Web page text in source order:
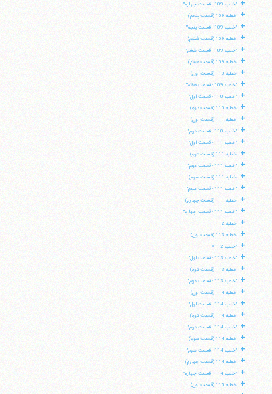
+ "خطبه 109 - قسمت چهارم"
+ خطبه 109 (قسمت پنجم)
+ "خطبه 109 - قسمت پنجم"
+ خطبه 109 (قسمت ششم)
+ "خطبه 109 - قسمت ششم"
+ خطبه 109 (قسمت هفتم)
+ خطبه 110 (قسمت اول)
+ "خطبه 109 - قسمت هفتم"
+ "خطبه 110 - قسمت اول"
+ خطبه 110 (قسمت دوم)
+ خطبه 111 (قسمت اول)
+ "خطبه 110 - قسمت دوم"
+ "خطبه 111 - قسمت اول"
+ خطبه 111 (قسمت دوم)
+ "خطبه 111 - قسمت دوم"
+ خطبه 111 (قسمت سوم)
+ "خطبه 111 - قسمت سوم"
+ خطبه 111 (قسمت چهارم)
+ "خطبه 111 - قسمت چهارم"
+ خطبه 112
+ خطبه 113 (قسمت اول)
+ "خطبه 112»
+ "خطبه 113 - قسمت اول"
+ خطبه 113 (قسمت دوم)
+ "خطبه 113 - قسمت دوم"
+ خطبه 114 (قسمت اول)
+ "خطبه 114 - قسمت اول"
+ خطبه 114 (قسمت دوم)
+ "خطبه 114 - قسمت دوم"
+ خطبه 114 (قسمت سوم)
+ "خطبه 114 - قسمت سوم"
+ خطبه 114 (قسمت چهارم)
+ "خطبه 114 - قسمت چهارم"
+ خطبه 115 (قسمت اول)